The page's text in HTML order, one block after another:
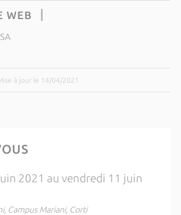
WEB
à jour le 14/04/2021
2021 au vendredi 11 juin
Campus Mariani, Corti